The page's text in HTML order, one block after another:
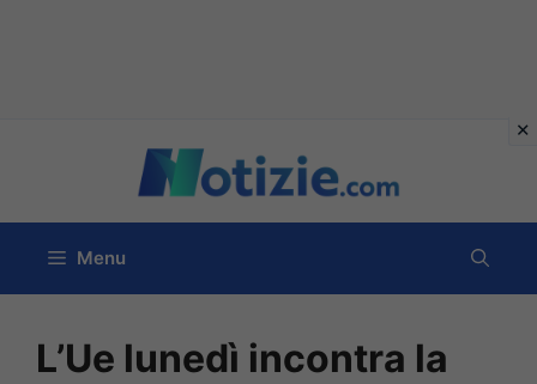
contenuto
Menu
L’Ue lunedì incontra la